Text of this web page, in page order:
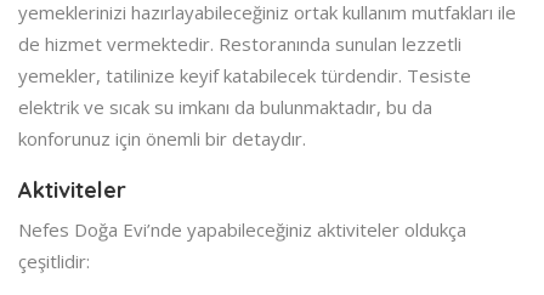
yemeklerinizi hazırlayabileceğiniz ortak kullanım mutfakları ile
de hizmet vermektedir. Restoranında sunulan lezzetli
yemekler, tatilinize keyif katabilecek türdendir. Tesiste
elektrik ve sıcak su imkanı da bulunmaktadır, bu da
konforunuz için önemli bir detaydır.
Aktiviteler
Nefes Doğa Evi’nde yapabileceğiniz aktiviteler oldukça
çeşitlidir: